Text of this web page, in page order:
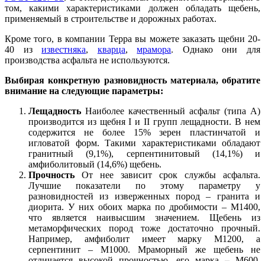
том, какими характеристиками должен обладать щебень,
применяемый в строительстве и дорожных работах.
Кроме того, в компании Терра вы можете заказать щебни 20-
40 изизвестняка, кварца,мрамора. Однако они для
производства асфальта не используются.
Выбирая конкретную разновидность материала, обратите
внимание на следующие параметры:
Лещадность Наиболее качественный асфальт (типа А)
производится из щебня I и II групп лещадности. В нем
содержится не более 15% зерен пластинчатой и
игловатой форм. Такими характеристиками обладают
гранитный (9,1%), серпентинитовый (14,1%) и
амфиболитовый (14,6%) щебень.
Прочность От нее зависит срок службы асфальта.
Лучшие показатели по этому параметру у
разновидностей из изверженных пород – гранита и
диорита. У них обоих марка по дробимости – М1400,
что является наивысшим значением. Щебень из
метаморфических пород тоже достаточно прочный.
Например, амфиболит имеет марку М1200, а
серпентинит – М1000. Мраморный же щебень не